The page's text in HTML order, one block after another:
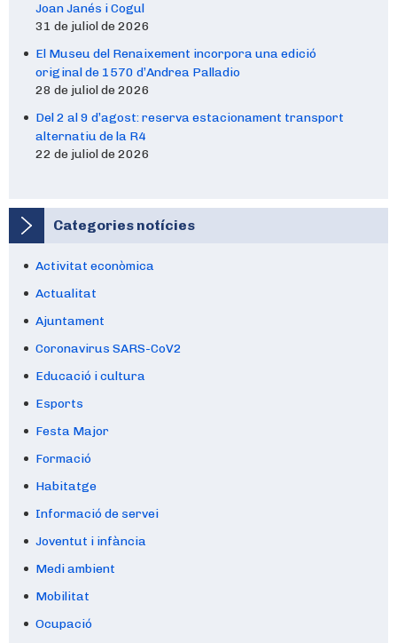
Joan Janés i Cogul
31 de juliol de 2026
El Museu del Renaixement incorpora una edició
original de 1570 d’Andrea Palladio
28 de juliol de 2026
Del 2 al 9 d’agost: reserva estacionament transport
alternatiu de la R4
22 de juliol de 2026
Categories notícies
Activitat econòmica
Actualitat
Ajuntament
Coronavirus SARS-CoV2
Educació i cultura
Esports
Festa Major
Formació
Habitatge
Informació de servei
Joventut i infància
Medi ambient
Mobilitat
Ocupació